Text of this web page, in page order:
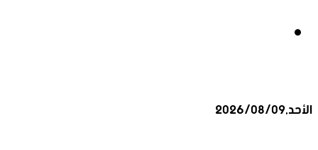
الأحد,2026/08/09